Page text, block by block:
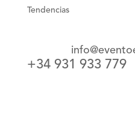
Tendencias
+34 931 933 779